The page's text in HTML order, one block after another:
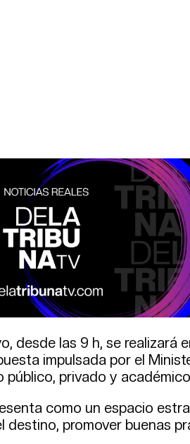
desde las 9 h, se
impulsada por el
público, privado y
como un espacio
destino, promover buenas